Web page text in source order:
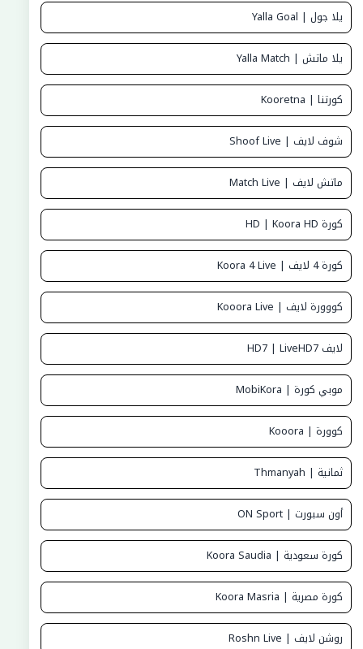
يلا جول | Yalla Goal
يلا ماتش | Yalla Match
كورتنا | Kooretna
شوف لايف | Shoof Live
ماتش لايف | Match Live
كورة HD | Koora HD
كورة 4 لايف | Koora 4 Live
كووورة لايف | Kooora Live
لايف HD7 | LiveHD7
موبي كورة | MobiKora
كوورة | Kooora
ثمانية | Thmanyah
أون سبورت | ON Sport
كورة سعودية | Koora Saudia
كورة مصرية | Koora Masria
روشن لايف | Roshn Live